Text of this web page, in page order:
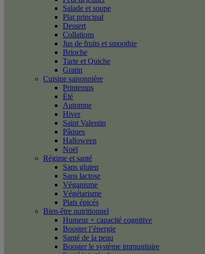
Salade et soupe
Plat principal
Dessert
Collations
Jus de fruits et smoothie
Brioche
Tarte et Quiche
Gratin
Cuisine saisonnière
Printemps
Été
Automne
Hiver
Saint Valentin
Pâques
Halloween
Noël
Régime et santé
Sans gluten
Sans lactose
Véganisme
Végétarisme
Plats épicés
Bien-être nutritionnel
Humeur + capacité cognitive
Booster l’énergie
Santé de la peau
Booster le système immunitaire